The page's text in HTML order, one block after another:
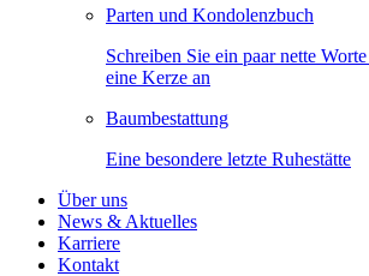
Parten und Kondolenzbuch
Schreiben Sie ein paar nette
eine Kerze an
Baumbestattung
Eine besondere letzte Ruhestätte
Über uns
News & Aktuelles
Karriere
Kontakt